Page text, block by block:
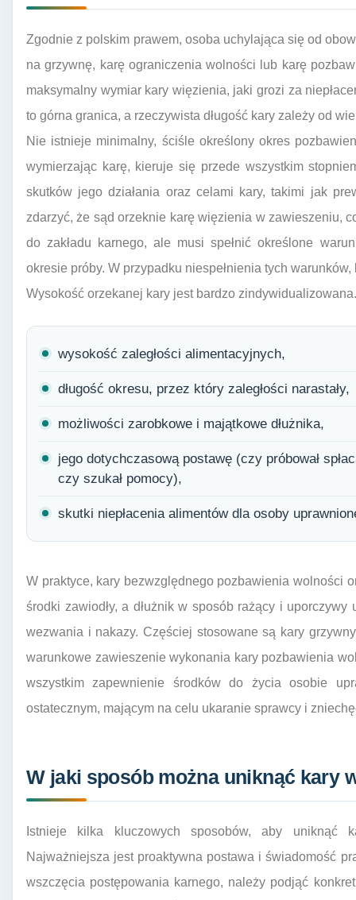
Zgodnie z polskim prawem, osoba uchylająca się od
na grzywnę, karę ograniczenia wolności lub karę
maksymalny wymiar kary więzienia, jaki grozi za
to górna granica, a rzeczywista długość kary zależy od
Nie istnieje minimalny, ściśle określony okres
wymierzając karę, kieruje się przede wszystkim
skutków jego działania oraz celami kary, takimi jak
zdarzyć, że sąd orzeknie karę więzienia w zawieszeniu,
do zakładu karnego, ale musi spełnić określone
okresie próby. W przypadku niespełnienia tych
Wysokość orzekanej kary jest bardzo
wysokość zaległości alimentacyjnych,
długość okresu, przez który zaległości narastały,
możliwości zarobkowe i majątkowe dłużnika,
jego dotychczasową postawę (czy próbował
czy szukał pomocy),
skutki niepłacenia alimentów dla osoby
W praktyce, kary bezwzględnego pozbawienia wolności
środki zawiodły, a dłużnik w sposób rażący i
wezwania i nakazy. Częściej stosowane są kary
warunkowe zawieszenie wykonania kary pozbawienia
wszystkim zapewnienie środków do życia osobie
ostatecznym, mającym na celu ukaranie sprawcy i
W jaki sposób można uniknąć kary
Istnieje kilka kluczowych sposobów, aby uniknąć
Najważniejsza jest proaktywna postawa i świadomość
wszczęcia postępowania karnego, należy podjąć